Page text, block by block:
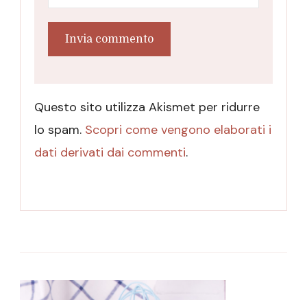
Questo sito utilizza Akismet per ridurre
lo spam. Scopri come vengono elaborati i
dati derivati dai commenti.